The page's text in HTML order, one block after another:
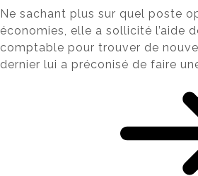
Ne sachant plus sur quel poste
économies, elle a sollicité l’aide
comptable pour trouver de
dernier lui a préconisé de faire